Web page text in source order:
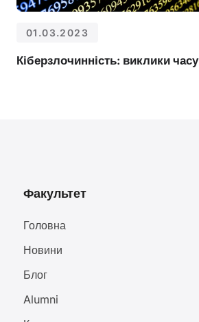
01.03.2023
Кіберзлочинність: виклики часу
Факультет
Головна
Новини
Блог
Alumni